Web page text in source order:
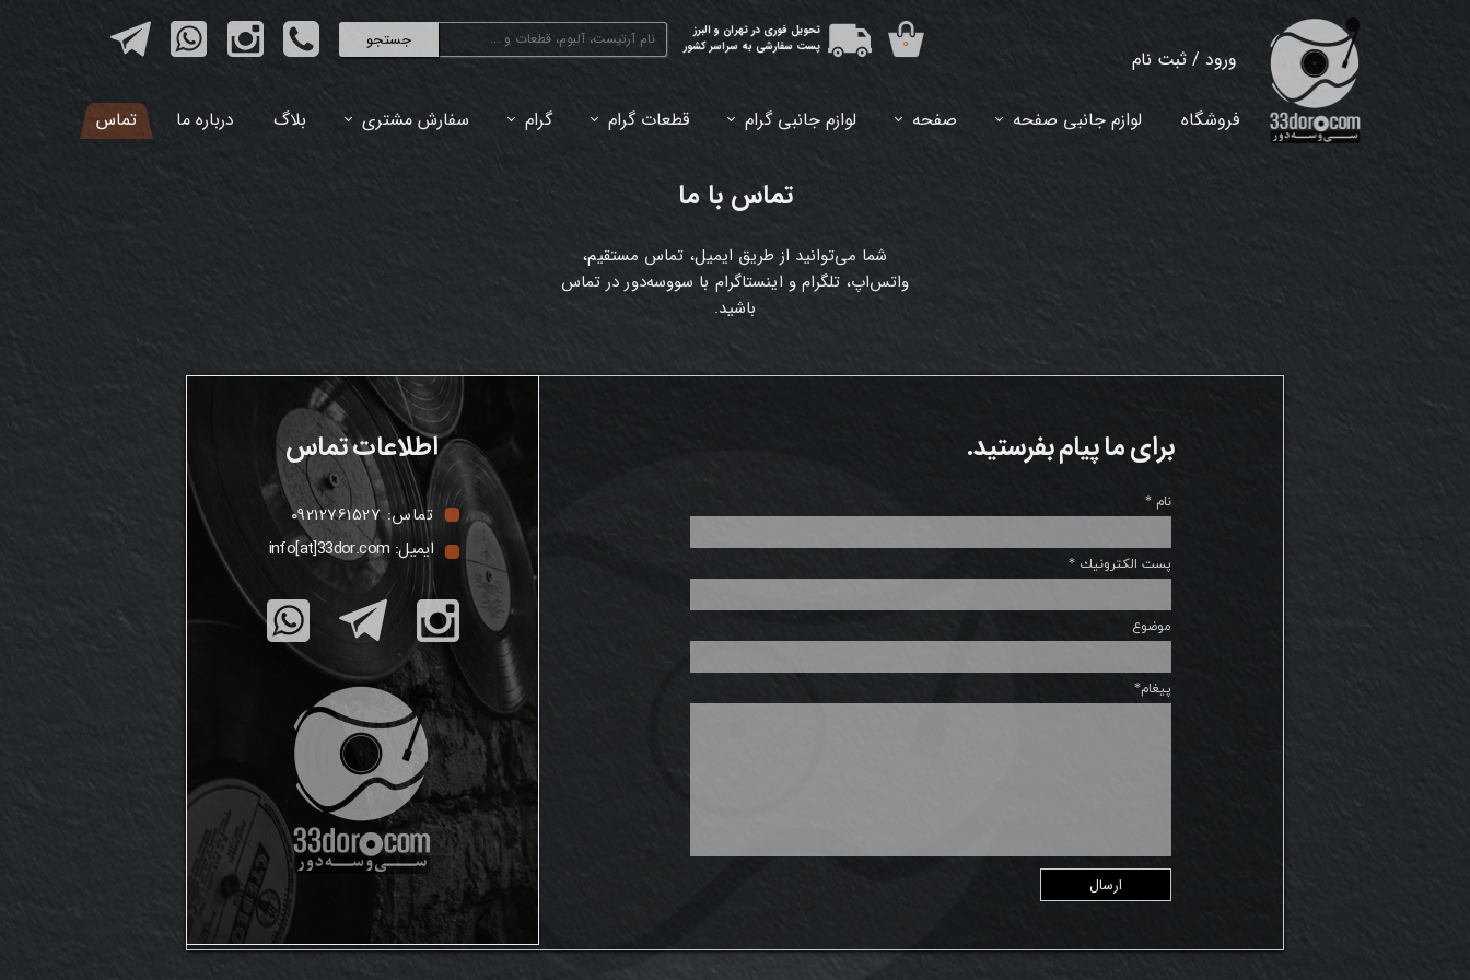
جستجو
ورود / ثبت نام
تحویل فوری در تهران و البرز
پست سفارشی به سراسر کشور
۰
فروشگاه لوازم جانبی صفحه صفحه لوازم جانبی گرام قطعات گرام گرام سفارش مشتری بلاگ درباره ما تماس
تماس با ما
شما می‌توانید از طریق ایمیل، تماس مستقیم،
واتس‌اپ، تلگرام و اینستاگرام با سو‌وسه‌دور در تماس
باشید.​
برای ما پیام بفرستید. اطلاعات تماس
تماس:۰۹212761527
ایمیل: info[at]33dor.com
نام *
پست الكترونيك *
موضوع
پیغام*
ارسال